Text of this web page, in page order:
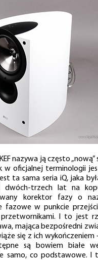
nazywa ją często „nową”
w oficjalnej terminologii
ta sama seria iQ, jaka
trzech lat na
korektor fazy o
fazowe w punkcie
I to jest
mająca bezpośredni
się z ich wykończeniem
są bowiem białe
samo, co podstawowe. I